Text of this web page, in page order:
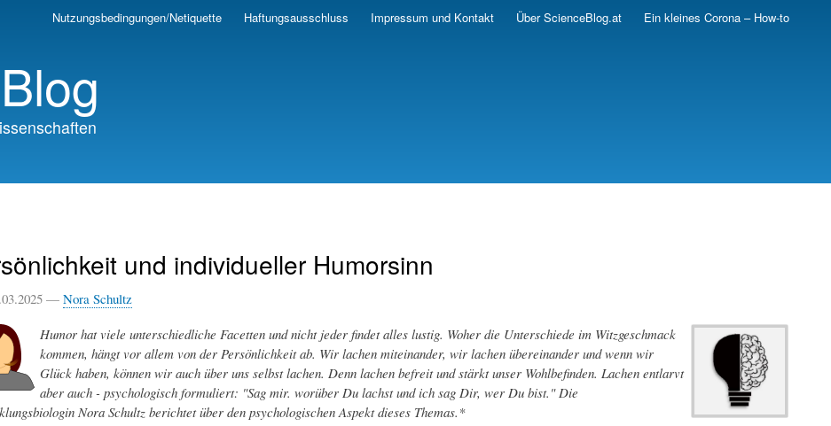
Skip
Nutzungsbedingungen/Netiquette Haftungsausschluss Impressum und Kontakt Über ScienceBlog.at Ein kleines Corona – How-to
und individueller Humorsinn
— Nora Schultz
Humor hat viele unterschiedliche Facetten und nicht jeder findet alles lustig. Woher die Unterschiede im Witzgeschmack
kommen, hängt vor allem von der Persönlichkeit ab. Wir lachen miteinander, wir lachen übereinander und wenn wir
Glück haben, können wir auch über uns selbst lachen. Denn lachen befreit und stärkt unser Wohlbefinden. Lachen entlarvt
aber auch - psychologisch formuliert: "Sag mir. worüber Du lachst und ich sag Dir, wer Du bist." Die
Nora Schultz berichtet über den psychologischen Aspekt dieses Themas.*